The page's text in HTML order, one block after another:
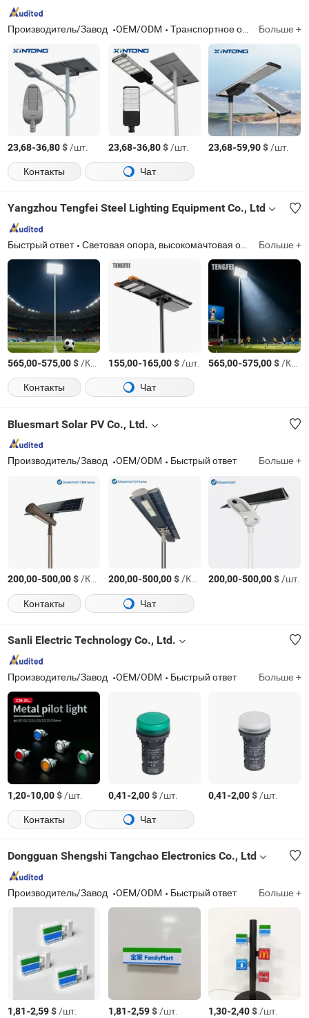
Производитель/Завод OEM/ODM Транспортное оборудование Больше +
23,68-36,80$/шт. 23,68-36,80$/шт. 23,68-59,90$/шт.
Контакты
Чат
Yangzhou Tengfei Steel Lighting Equipment Co., Ltd
Быстрый ответ Световая опора, высокомачтовая опора, светодиодный уличный светильник, солнечный уличный светильник «всё в одном», раздельный солнечный уличный светильник Больше +
565,00-575,00$/Комплект 155,00-165,00$/шт. 565,00-575,00$/Комплект
Контакты
Чат
Bluesmart Solar PV Co., Ltd.
Производитель/Завод OEM/ODM Быстрый ответ Больше +
200,00-500,00$/Комплект 200,00-500,00$/Комплект 200,00-500,00$/шт.
Контакты
Чат
Sanli Electric Technology Co., Ltd.
Производитель/Завод OEM/ODM Быстрый ответ Больше +
1,20-10,00$/шт. 0,41-2,00$/шт. 0,41-2,00$/шт.
Контакты
Чат
Dongguan Shengshi Tangchao Electronics Co., Ltd
Производитель/Завод OEM/ODM Быстрый ответ Больше +
1,81-2,59$/шт. 1,81-2,59$/шт. 1,30-2,40$/шт.